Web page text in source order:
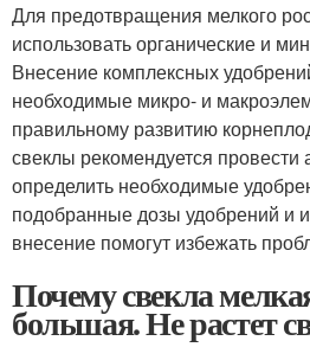
Для предотвращения мелкого
использовать органические и
Внесение комплексных
необходимые микро- и
правильному развитию
свеклы рекомендуется
определить необходимые
подобранные дозы удобрений и
внесение помогут избежать
Почему свекла
большая. Не растет